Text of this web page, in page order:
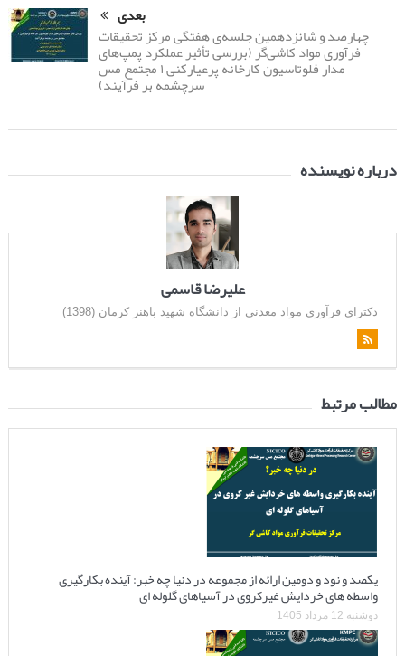
بعدی
چهارصد و شانزدهمین جلسه‌ی هفتگی مرکز تحقیقات
فرآوری مواد کاشی‌گر (بررسی تأثیر عملکرد پمپ‌های
مدار فلوتاسیون کارخانه پرعیارکنی ۱ مجتمع مس
سرچشمه بر فرآیند)
درباره نویسنده
علیرضا قاسمی
دکترای فرآوری مواد معدنی از دانشگاه شهید باهنر کرمان (1398)
مطالب مرتبط
یکصد و نود و دومین ارائه از مجموعه در دنیا چه خبر: آینده بکارگیری
واسطه های خردایش غیرکروی در آسیاهای گلوله ای
دوشنبه 12 مرداد 1405